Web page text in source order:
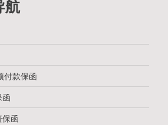
航
付款保函
函
保函